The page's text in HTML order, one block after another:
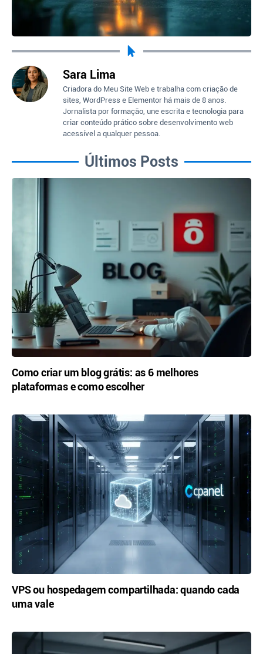
Sara Lima
Criadora do Meu Site Web e trabalha com criação de
sites, WordPress e Elementor há mais de 8 anos.
Jornalista por formação, une escrita e tecnologia para
criar conteúdo prático sobre desenvolvimento web
acessível a qualquer pessoa.
Últimos Posts
Como criar um blog grátis: as 6 melhores
plataformas e como escolher
VPS ou hospedagem compartilhada: quando cada
uma vale